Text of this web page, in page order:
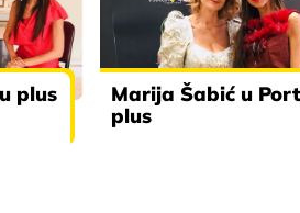
plus
Marija Šabić u
plus